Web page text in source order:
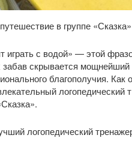
в группе
играть с водой» — этой
забав скрывается мощнейший
благополучия. Как
логопедический
логопедический